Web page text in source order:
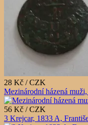
28 Kč / CZK
Mezinárodní házená
56 Kč / CZK
3 Krejcar, 1833 A,